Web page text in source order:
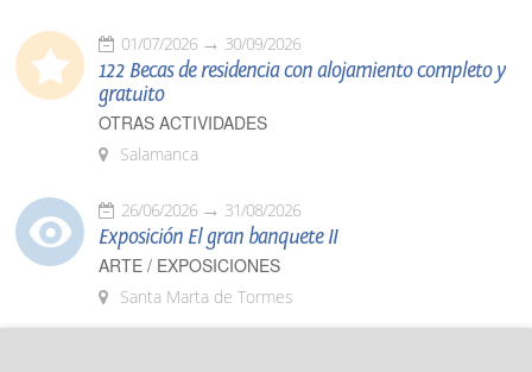
01/07/2026 30/09/2026
122 Becas de residencia con alojamiento completo y
gratuito
OTRAS ACTIVIDADES
Salamanca
26/06/2026 31/08/2026
Exposición El gran banquete II
ARTE / EXPOSICIONES
Santa Marta de Tormes